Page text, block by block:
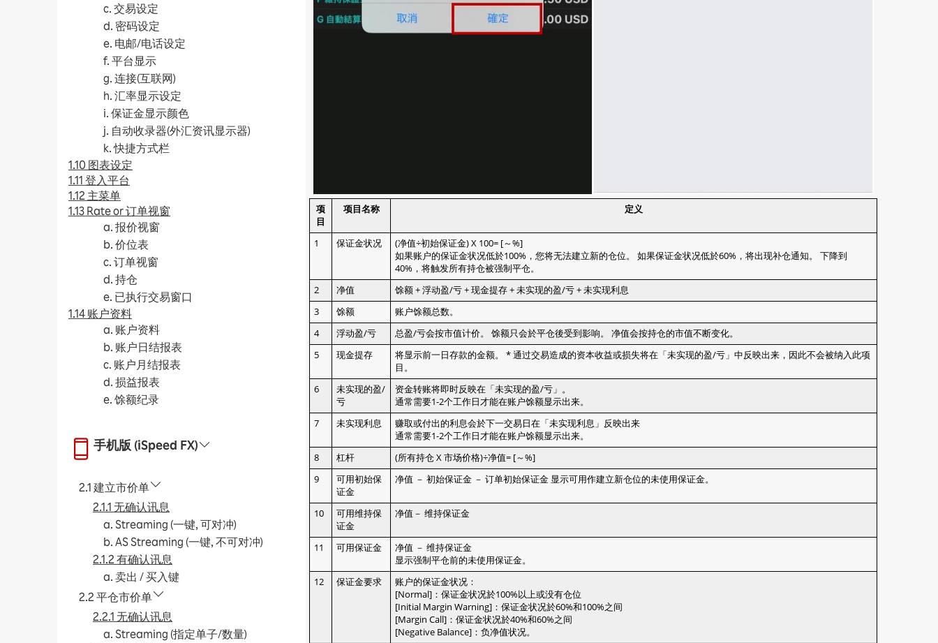
c. 交易设定
d. 密码设定
e. 电邮/电话设定
f. 平台显示
g. 连接(互联网)
h. 汇率显示设定
i. 保证金显示颜色
j. 自动收录器(外汇资讯显示器)
k. 快捷方式栏
1.10 图表设定
1.11 登入平台
1.12 主菜单
1.13 Rate or 订单视窗
a. 报价视窗
b. 价位表
c. 订单视窗
d. 持仓
e. 已执行交易窗口
1.14 账户资料
a. 账户资料
b. 账户日结报表
c. 账户月结报表
d. 损益报表
e. 馀额纪录
手机版 (iSpeed FX)
2.1 建立市价单
2.1.1 无确认讯息
a. Streaming (一键, 可对冲)
b. AS Streaming (一键, 不可对冲)
2.1.2 有确认讯息
a. 卖出 / 买入键
2.2 平仓市价单
2.2.1 无确认讯息
a. Streaming (指定单子/数量)
项
目
项目名称 定义
1 保证金状况
(净值÷初始保证金) X 100= [～%]
如果账户的保证金状况低於100%，您将无法建立新的仓位。 如果保证金状况低於60%，将出现补仓通知。 下降到
40%，将触发所有持仓被强制平仓。
2
净值
馀额 + 浮动盈/亏 + 现金提存 + 未实现的盈/亏 + 未实现利息
3
馀额
账户馀额总数。
4
浮动盈/亏
总盈/亏会按市值计价。 馀额只会於平仓後受到影响。 净值会按持仓的市值不断变化。
5
现金提存
将显示前一日存款的金额。 * 通过交易造成的资本收益或损失将在「未实现的盈/亏」中反映出来，因此不会被纳入此项
目。
6
未实现的盈/
亏
资金转账将即时反映在「未实现的盈/亏」。
通常需要1-2个工作日才能在账户馀额显示出来。
7
未实现利息
赚取或付出的利息会於下一交易日在「未实现利息」反映出来
通常需要1-2个工作日才能在账户馀额显示出来。
8
杠杆
(所有持仓 X 市场价格)÷净值= [～%]
9
可用初始保
证金
净值 － 初始保证金 － 订单初始保证金 显示可用作建立新仓位的未使用保证金。
10
可用维持保
证金
净值－ 维持保证金
11 可用保证金
净值 － 维持保证金
显示强制平仓前的未使用保证金。
12
保证金要求
账户的保证金状况：
[Normal]：保证金状况於100%以上或没有仓位
[Initial Margin Warning]：保证金状况於60%和100%之间
[Margin Call]：保证金状况於40%和60%之间
[Negative Balance]：负净值状况。